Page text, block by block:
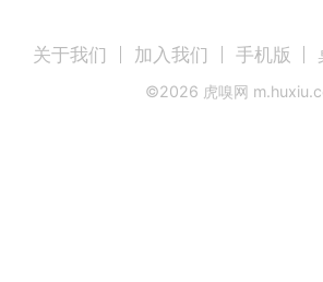
关于我们 加入我们 手机版
©2026 虎嗅网